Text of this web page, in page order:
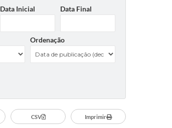
Data Inicial Data Final
Ordenação
CSV Imprimir